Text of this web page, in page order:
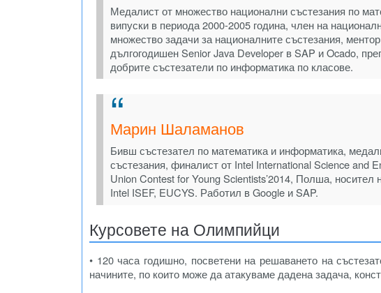
Медалист от множество национални състезания по
випуски в периода 2000-2005 година, член на
множество задачи за националните състезания,
дългогодишен Senior Java Developer в SAP и Ocado,
добрите състезатели по информатика по класове.
Марин Шаламанов
Бивш състезател по математика и информатика,
състезания, финалист от Intel International Science and
Union Contest for Young Scientists’2014, Полша, носител
Intel ISEF, EUCYS. Работил в Google и SAP.
Курсовете на Олимпийци
• 120 часа годишно, посветени на решаването на
начините, по които може да атакуваме дадена задача,